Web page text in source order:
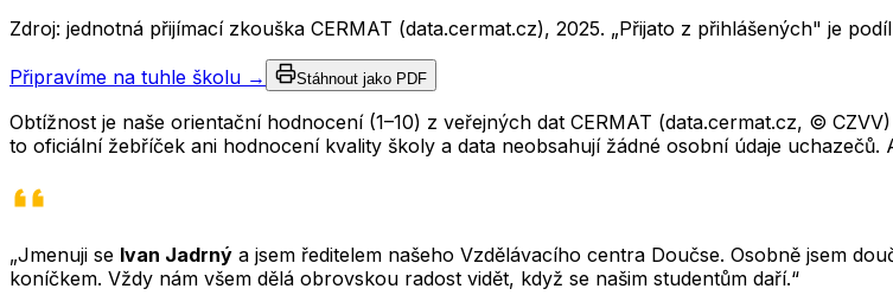
Zdroj: jednotná přijímací zkouška CERMAT (data.cermat.cz), 2025. „Přijato z přihlášených" je
Připravíme na tuhle školu → Stáhnout jako PDF
Obtížnost je naše orientační hodnocení (1–10) z veřejných dat CERMAT (data.cermat.cz, ©
to oficiální žebříček ani hodnocení kvality školy a data neobsahují žádné osobní údaje
„Jmenuji se Ivan Jadrný a jsem ředitelem našeho Vzdělávacího centra Doučse. Osobně jsem
koníčkem. Vždy nám všem dělá obrovskou radost vidět, když se našim studentům daří.“